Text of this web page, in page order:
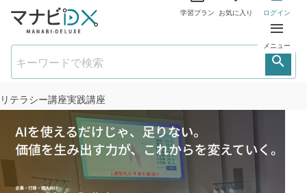
学習プラン お気に入り ログイン
メニュー
リテラシー講座実践講座